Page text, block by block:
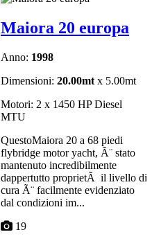
Maiora 20 europa
Anno: 1998
Dimensioni: 20.00mt x 5.00mt
Motori: 2 x 1450 HP Diesel
MTU
QuestoMaiora 20 a 68 piedi
flybridge motor yacht, Ã¨ stato
mantenuto incredibilmente
dappertutto proprietÃ il livello di
cura Ã¨ facilmente evidenziato
dal condizioni im...
19